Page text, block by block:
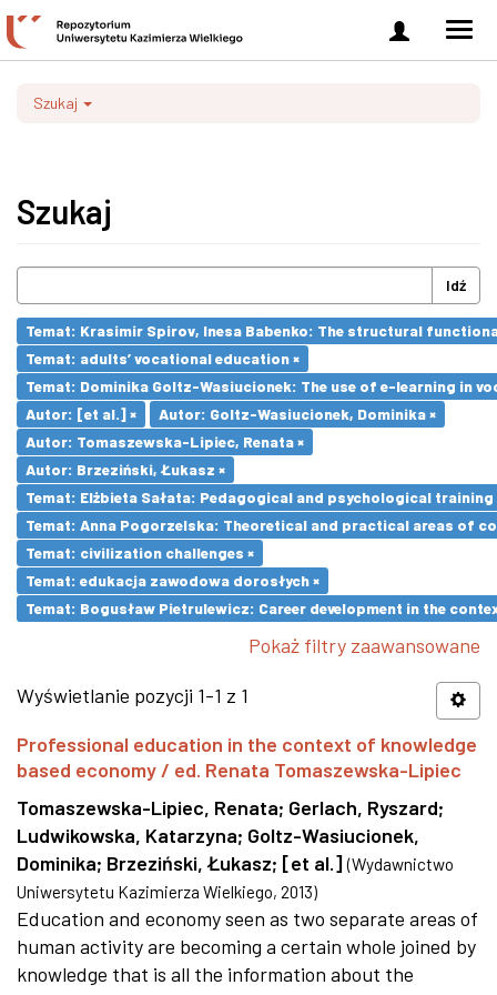
Zaloguj
się
Szukaj
Szukaj
Idź
Temat: Krasimir Spirov, Inesa Babenko: The structural
Temat: adults’ vocational education ×
Temat: Dominika Goltz-Wasiucionek: The use of e-learning in
Autor: [et al.] ×
Autor: Goltz-Wasiucionek, Dominika ×
Autor: Tomaszewska-Lipiec, Renata ×
Autor: Brzeziński, Łukasz ×
Temat: Elżbieta Sałata: Pedagogical and psychological
Temat: Anna Pogorzelska: Theoretical and practical areas of
Temat: civilization challenges ×
Temat: edukacja zawodowa dorosłych ×
Temat: Bogusław Pietrulewicz: Career development in the
Pokaż filtry zaawansowane
Wyświetlanie pozycji 1-1 z 1
Professional education in the context of knowledge
based economy / ed. Renata Tomaszewska-Lipiec
Tomaszewska-Lipiec, Renata; Gerlach, Ryszard;
Ludwikowska, Katarzyna; Goltz-Wasiucionek,
Dominika; Brzeziński, Łukasz; [et al.] (Wydawnictwo
Uniwersytetu Kazimierza Wielkiego, 2013)
Education and economy seen as two separate areas of
human activity are becoming a certain whole joined by
knowledge that is all the information about the